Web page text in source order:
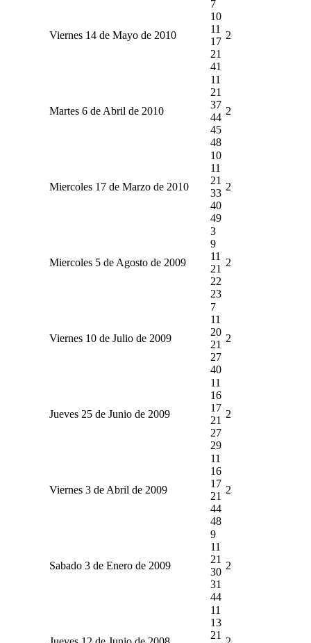
Viernes 14 de Mayo de 2010
7
10
11
17
21
41
2
Martes 6 de Abril de 2010
11
21
37
44
45
48
2
Miercoles 17 de Marzo de 2010
10
11
21
33
40
49
2
Miercoles 5 de Agosto de 2009
3
9
11
21
22
23
2
Viernes 10 de Julio de 2009
7
11
20
21
27
40
2
Jueves 25 de Junio de 2009
11
16
17
21
27
29
2
Viernes 3 de Abril de 2009
11
16
17
21
44
48
2
Sabado 3 de Enero de 2009
9
11
21
30
31
44
2
11
13
21